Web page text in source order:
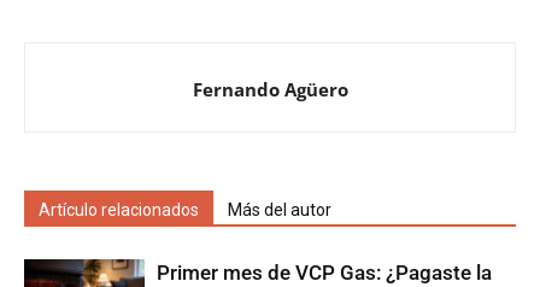
Fernando Agüero
Artículo relacionados Más del autor
Primer mes de VCP Gas: ¿Pagaste la